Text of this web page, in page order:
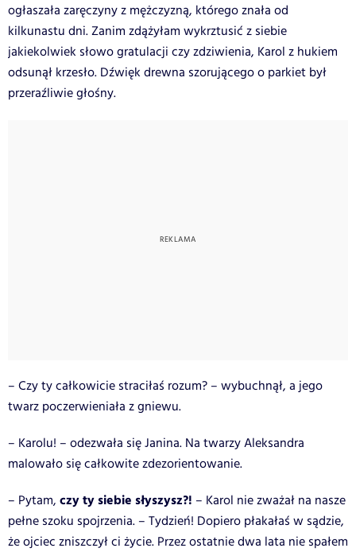
ogłaszała zaręczyny z mężczyzną, którego znała od
kilkunastu dni. Zanim zdążyłam wykrztusić z siebie
jakiekolwiek słowo gratulacji czy zdziwienia, Karol z hukiem
odsunął krzesło. Dźwięk drewna szorującego o parkiet był
przeraźliwie głośny.
– Czy ty całkowicie straciłaś rozum? – wybuchnął, a jego
twarz poczerwieniała z gniewu.
– Karolu! – odezwała się Janina. Na twarzy Aleksandra
malowało się całkowite zdezorientowanie.
– Pytam, czy ty siebie słyszysz?! – Karol nie zważał na nasze
pełne szoku spojrzenia. – Tydzień! Dopiero płakałaś w sądzie,
że ojciec zniszczył ci życie. Przez ostatnie dwa lata nie spałem